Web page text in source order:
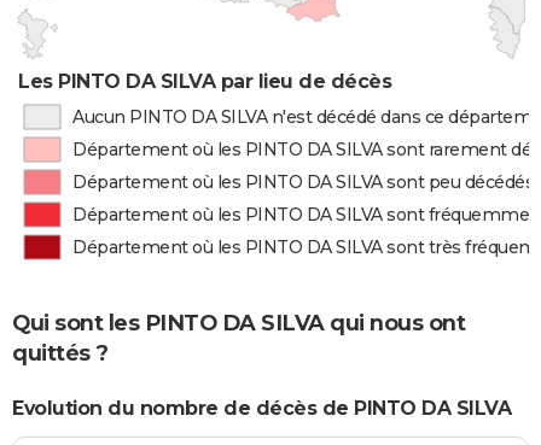
Les PINTO DA SILVA par lieu de décès
Aucun PINTO DA SILVA n'est décédé dans ce
Département où les PINTO DA SILVA sont rarement
Département où les PINTO DA SILVA sont peu décédés
Département où les PINTO DA SILVA sont
Département où les PINTO DA SILVA sont très
Qui sont les PINTO DA SILVA qui nous ont
quittés ?
Evolution du nombre de décès de PINTO DA SILVA